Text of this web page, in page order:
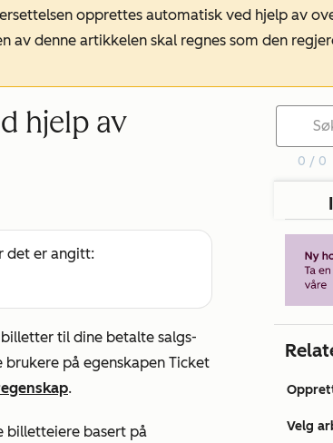
opprettes automatisk ved hjelp av
av denne artikkelen skal regnes som den
hjelp av
det er angitt:
til dine betalte salgs-
på egenskapen Ticket
.
billetteiere basert på
0 / 0
Velg